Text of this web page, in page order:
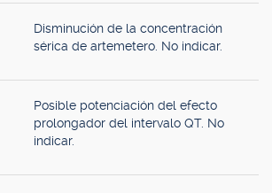
Disminución de la concentración
sérica de artemetero. No indicar.
Posible potenciación del efecto
prolongador del intervalo QT. No
indicar.